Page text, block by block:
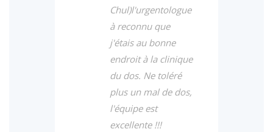
Chul)l'urgentologue
à reconnu que
j'étais au bonne
endroit à la clinique
du dos. Ne toléré
plus un mal de dos,
l'équipe est
excellente !!!